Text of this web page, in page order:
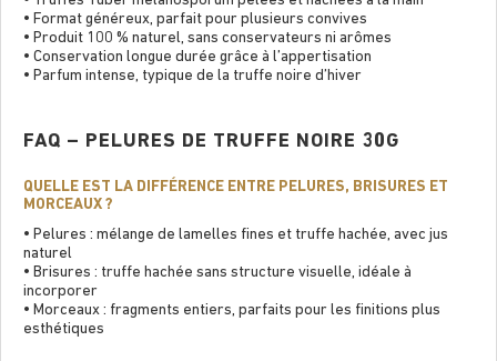
• Format généreux, parfait pour plusieurs convives
• Produit 100 % naturel, sans conservateurs ni arômes
• Conservation longue durée grâce à l’appertisation
• Parfum intense, typique de la truffe noire d’hiver
FAQ – PELURES DE TRUFFE NOIRE 30G
QUELLE EST LA DIFFÉRENCE ENTRE PELURES, BRISURES ET
MORCEAUX ?
• Pelures : mélange de lamelles ﬁnes et truffe hachée, avec jus
naturel
• Brisures : truffe hachée sans structure visuelle, idéale à
incorporer
• Morceaux : fragments entiers, parfaits pour les ﬁnitions plus
esthétiques